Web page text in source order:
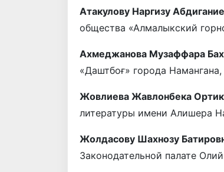
Атакулову Наргизу
общества «Алмалыкский
Ахмеджанова Музаффара
«Даштбоғ» города
Жовлиева Жавлонбека
литературы имени Алишера
Жолдасову Шахнозу
Законодательной палате